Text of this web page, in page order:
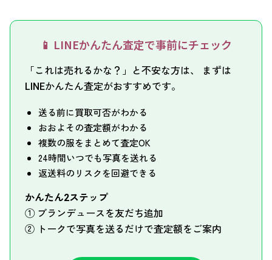
📱 LINEかんたん査定で事前にチェック
「これは売れるかな？」と不安な方は、 まずは
LINEかんたん査定がおすすめです。
送る前に買取可否がわかる
おおよその査定額がわかる
複数の服をまとめて査定OK
24時間いつでも写真を送れる
返送料のリスクを回避できる
かんたん2ステップ
① ブランデュースを友だち追加
② トークで写真を送るだけで査定額をご案内